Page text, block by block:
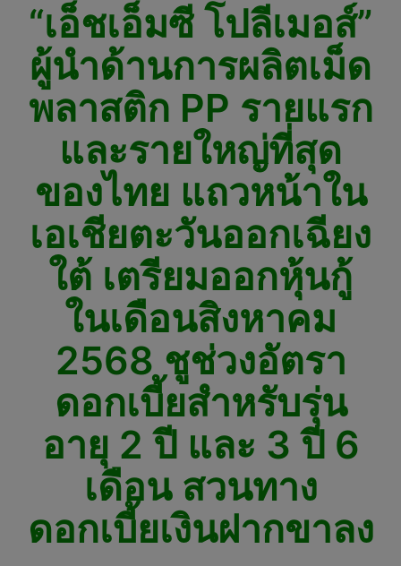
“เอ็ชเอ็มซี โปลีเมอส์”
ผู้นำด้านการผลิตเม็ด
พลาสติก PP รายแรก
และรายใหญ่ที่สุด
ของไทย แถวหน้าใน
เอเชียตะวันออกเฉียง
ใต้ เตรียมออกหุ้นกู้
ในเดือนสิงหาคม
2568 ชูช่วงอัตรา
ดอกเบี้ยสำหรับรุ่น
อายุ 2 ปี และ 3 ปี 6
เดือน สวนทาง
ดอกเบี้ยเงินฝากขาลง